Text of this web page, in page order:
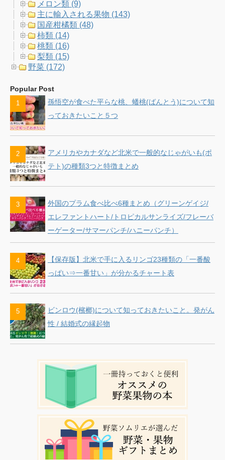
メロン類 (9)
主に輸入される果物 (143)
国産柑橘類 (48)
柿類 (14)
桃類 (16)
梨類 (15)
野菜 (172)
Popular Post
孫悟空が食べた平らな桃、蟠桃(ばんとう)について知
っておきたいこと５つ
アメリカやカナダなど北米で一般的なじゃがいも(ポ
テト)の種類3つと特徴まとめ
外国のプラム食べ比べ6種まとめ（グリーンゲイジ/
エレファントハート/トロピカルサンライズ/フレーバ
ーゲーター/サマーパンチ/ハニーパンチ）
【保存版】北米で手に入るリンゴ23種類の「一番酸
っぱい⇒一番甘い」が分かるチャート表
ビンロウ(檳榔)について知っておきたいこと。発がん
性 / 結婚式の縁起物